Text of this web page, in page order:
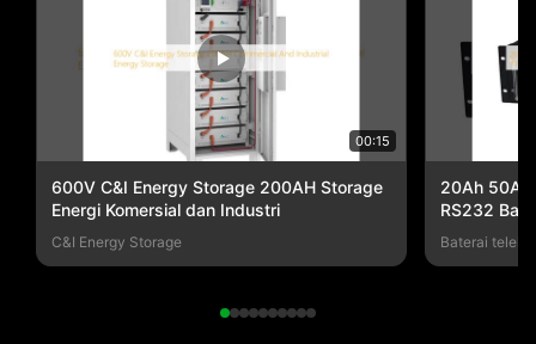
00:15
600V C&I Energy Storage 200AH Storage
Energi Komersial dan Industri
C&I Energy Storage
20Ah 50Ah
RS232
Baterai